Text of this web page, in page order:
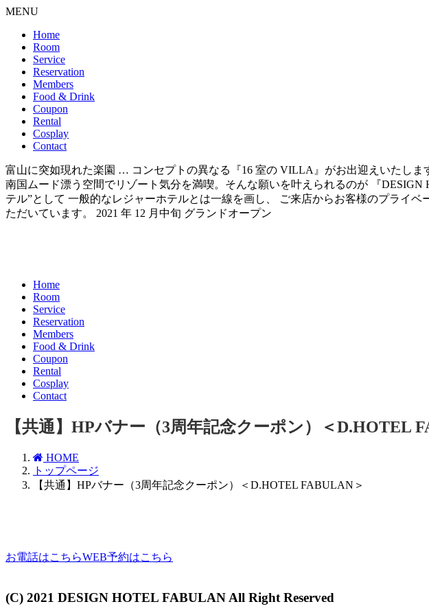
MENU
Home
Room
Service
Reservation
Members
Food & Drink
Coupon
Rental
Cosplay
Contact
富山に突如現れた楽園 … コンセプトの異なる『16 室の VILLA』がお出迎えいたし
南国ムード漂う空間でリゾート気分を満喫。そんな願いを叶えられるのが 『
テル”として 一般的なレジャーホテルとは一線を画し、 ご来店からお客様のプライ
ただいています。 2021 年 12 月中旬 グランドオープン
Home
Room
Service
Reservation
Members
Food & Drink
Coupon
Rental
Cosplay
Contact
【共通】HPバナー（3周年記念クーポン）＜D.HOTEL
HOME
トップページ
【共通】HPバナー（3周年記念クーポン）＜D.HOTEL FABULAN＞
お電話はこちらWEB予約はこちら
(C) 2021 DESIGN HOTEL FABULAN All Right Reserved